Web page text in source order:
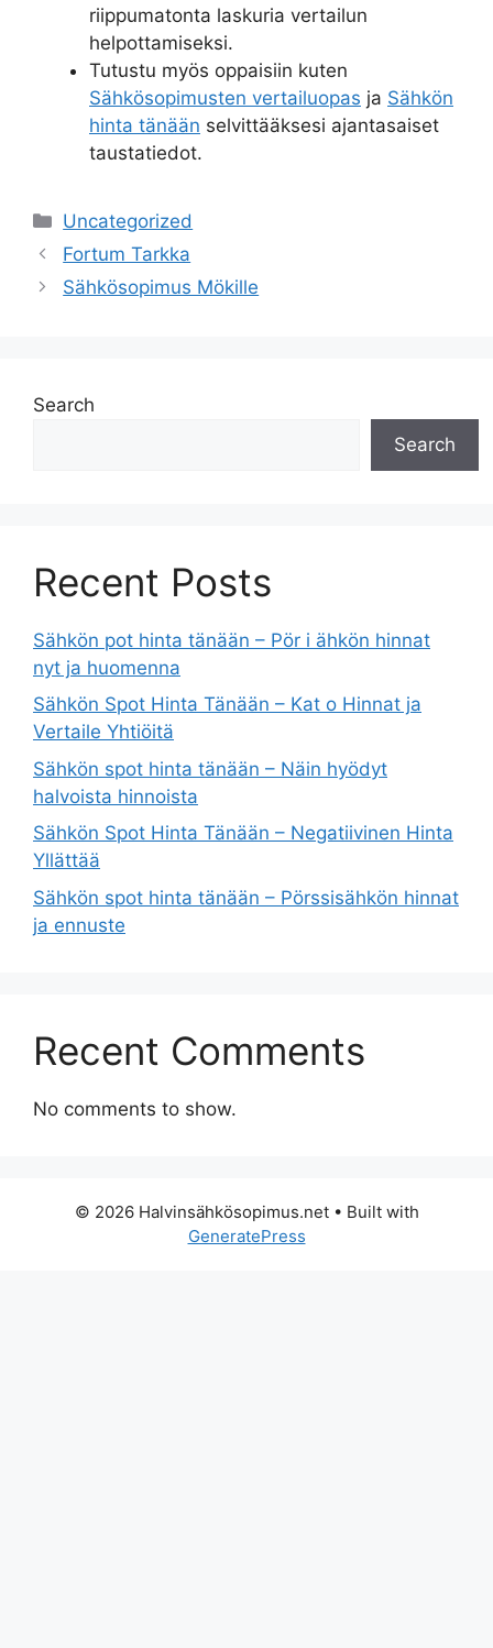
riippumatonta laskuria vertailun
helpottamiseksi.
Tutustu myös oppaisiin kuten
Sähkösopimusten vertailuopas ja Sähkön
hinta tänään selvittääksesi ajantasaiset
taustatiedot.
Categories
Uncategorized
Fortum Tarkka
Sähkösopimus Mökille
Search
Search
Recent Posts
Sähkön pot hinta tänään – Pör i ähkön hinnat
nyt ja huomenna
Sähkön Spot Hinta Tänään – Kat o Hinnat ja
Vertaile Yhtiöitä
Sähkön spot hinta tänään – Näin hyödyt
halvoista hinnoista
Sähkön Spot Hinta Tänään – Negatiivinen Hinta
Yllättää
Sähkön spot hinta tänään – Pörssisähkön hinnat
ja ennuste
Recent Comments
No comments to show.
© 2026 Halvinsähkösopimus.net• Built with
GeneratePress